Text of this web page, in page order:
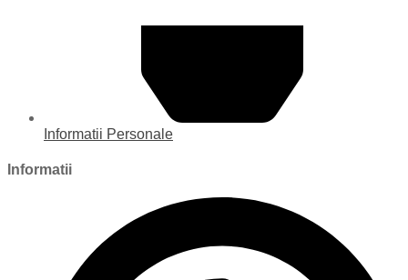
Informatii Personale
Informatii